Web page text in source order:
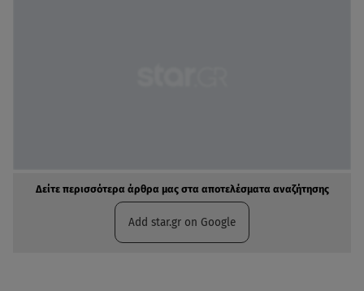
Δείτε περισσότερα άρθρα μας στα αποτελέσματα αναζήτησης
Add star.gr on Google